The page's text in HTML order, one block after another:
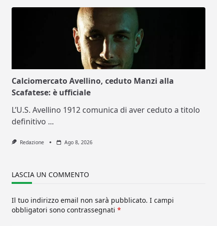
Calciomercato Avellino, ceduto Manzi alla
Scafatese: è ufficiale
L’U.S. Avellino 1912 comunica di aver ceduto a titolo
definitivo ...
Redazione Ago 8, 2026
LASCIA UN COMMENTO
Il tuo indirizzo email non sarà pubblicato. I campi
obbligatori sono contrassegnati *